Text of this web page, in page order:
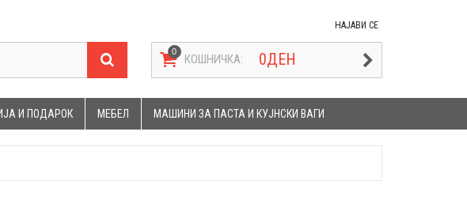
НАЈАВИ СЕ
КОШНИЧКА: 0ДЕН
И ПОДАРОК МЕБЕЛ МАШИНИ ЗА ПАСТА И КУЈНСКИ ВАГИ